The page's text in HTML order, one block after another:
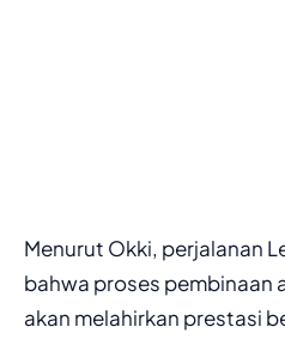
Menurut Okki, perjalanan
bahwa proses pembinaan
akan melahirkan prestasi